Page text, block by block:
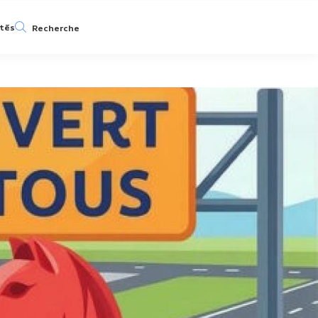
Recherche